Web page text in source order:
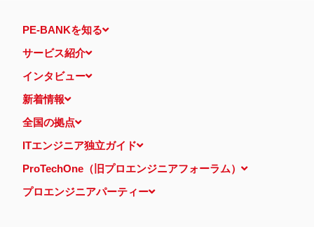
PE-BANKを知る
サービス紹介
インタビュー
新着情報
全国の拠点
ITエンジニア独立ガイド
ProTechOne（旧プロエンジニアフォーラム）
プロエンジニアパーティー